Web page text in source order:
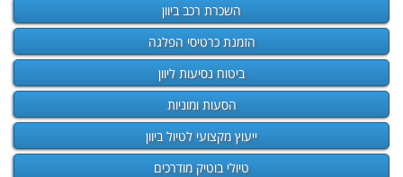
השכרת רכב ביוון
הזמנת כרטיסי הפלגה
ביטוח נסיעות ליוון
הסעות ומוניות
ייעוץ מקצועי לטיול ביוון
טיולי בוטיק מודרכים